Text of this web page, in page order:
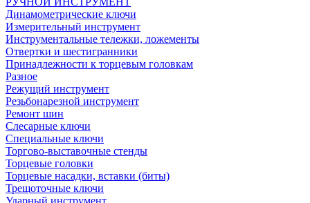
Динамометрические ключи
Измерительный инструмент
Инструментальные тележки, ложементы
Отвертки и шестигранники
Принадлежности к торцевым головкам
Разное
Режущий инструмент
Резьбонарезной инструмент
Ремонт шин
Слесарные ключи
Специальные ключи
Торгово-выставочные стенды
Торцевые головки
Торцевые насадки, вставки (биты)
Трещоточные ключи
Ударный инструмент